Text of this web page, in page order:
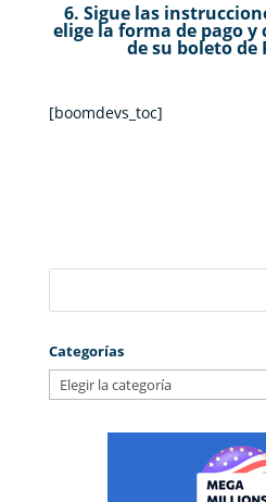
6. Sigue las
elige la forma de pago
de su boleto de
[boomdevs_toc]
Categorías
Categorías